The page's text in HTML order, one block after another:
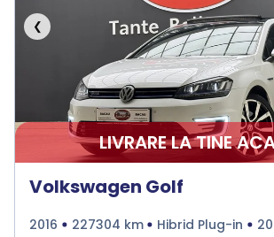
❮
LIVRARE LA TINE
Volkswagen Golf
2016 227304 km Hibrid Plug-in